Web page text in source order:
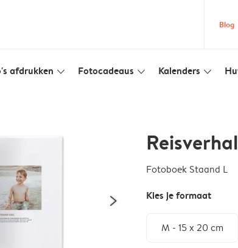
Blog
afdrukken slim_arrow_down Fotocadeaus slim_arrow_down Kalenders slim_arrow_down
Fotoboek Staand L
Kies je formaat
M - 15 x 20 cm